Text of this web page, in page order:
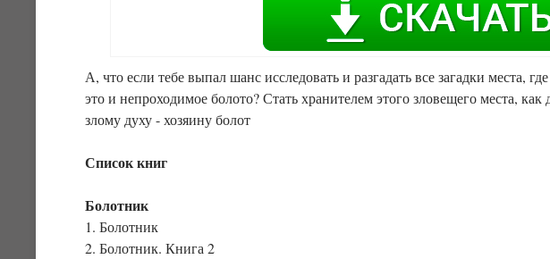
А, что если тебе выпал шанс исследовать и разгадать все загадки места,
это и непроходимое болото? Стать хранителем этого зловещего места,
злому духу - хозяину болот
Список книг
Болотник
1. Болотник
2. Болотник. Книга 2